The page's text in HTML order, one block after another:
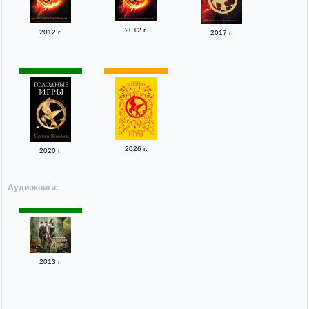
2012 г. 2012 г. 2017 г.
2020 г. 2026 г.
Аудиокниги:
2013 г.